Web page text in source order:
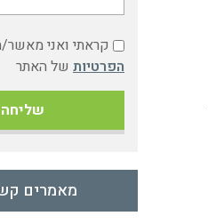
קראתי ואני
הפרטיות של האתר
מאמרים